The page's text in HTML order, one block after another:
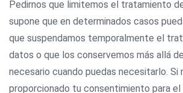
Pedirnos que limitemos el tratamiento
supone que en determinados casos
que suspendamos temporalmente el
datos o que los conservemos más allá
necesario cuando puedas necesitarlo. Si
proporcionado tu consentimiento para